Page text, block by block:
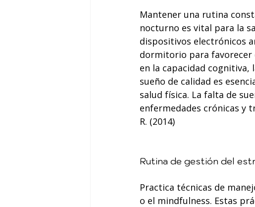
Mantener una rutina
nocturno es vital para la
dispositivos electrónicos
dormitorio para favorecer
en la capacidad cognitiva,
sueño de calidad es
salud física. La falta de
enfermedades crónicas y
R. (2014)
Rutina de gestión del
Practica técnicas de
o el mindfulness. Estas